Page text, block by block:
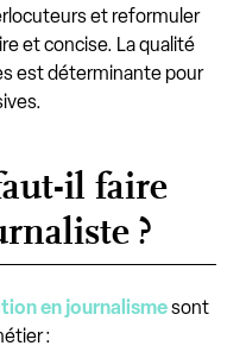
et reformuler
et concise. La qualité
est déterminante pour
il faire
?
en journalismesont
: